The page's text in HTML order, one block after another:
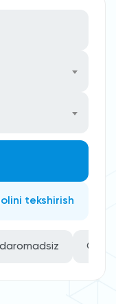
tekshirish